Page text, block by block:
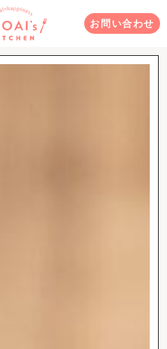
お問い合わせ